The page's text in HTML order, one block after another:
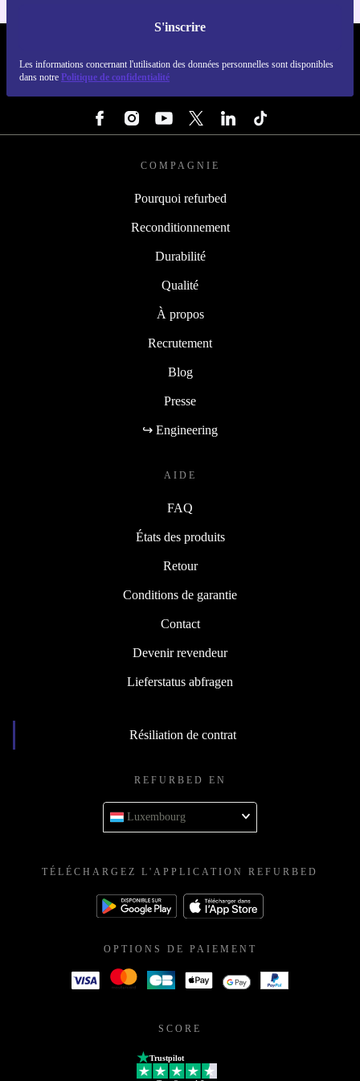
S'inscrire
Les informations concernant l'utilisation des données personnelles sont disponibles
dans notre Politique de confidentialité
COMPAGNIE
Pourquoi refurbed
Reconditionnement
Durabilité
Qualité
À propos
Recrutement
Blog
Presse
↪ Engineering
AIDE
FAQ
États des produits
Retour
Conditions de garantie
Contact
Devenir revendeur
Lieferstatus abfragen
Résiliation de contrat
REFURBED EN
Luxembourg
TÉLÉCHARGEZ L'APPLICATION REFURBED
OPTIONS DE PAIEMENT
SCORE
Trustpilot